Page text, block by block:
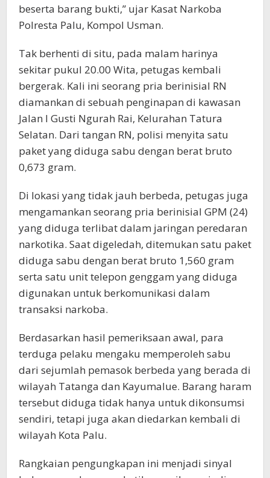
beserta barang bukti,” ujar Kasat Narkoba
Polresta Palu, Kompol Usman.
Tak berhenti di situ, pada malam harinya
sekitar pukul 20.00 Wita, petugas kembali
bergerak. Kali ini seorang pria berinisial RN
diamankan di sebuah penginapan di kawasan
Jalan I Gusti Ngurah Rai, Kelurahan Tatura
Selatan. Dari tangan RN, polisi menyita satu
paket yang diduga sabu dengan berat bruto
0,673 gram.
Di lokasi yang tidak jauh berbeda, petugas juga
mengamankan seorang pria berinisial GPM (24)
yang diduga terlibat dalam jaringan peredaran
narkotika. Saat digeledah, ditemukan satu paket
diduga sabu dengan berat bruto 1,560 gram
serta satu unit telepon genggam yang diduga
digunakan untuk berkomunikasi dalam
transaksi narkoba.
Berdasarkan hasil pemeriksaan awal, para
terduga pelaku mengaku memperoleh sabu
dari sejumlah pemasok berbeda yang berada di
wilayah Tatanga dan Kayumalue. Barang haram
tersebut diduga tidak hanya untuk dikonsumsi
sendiri, tetapi juga akan diedarkan kembali di
wilayah Kota Palu.
Rangkaian pengungkapan ini menjadi sinyal